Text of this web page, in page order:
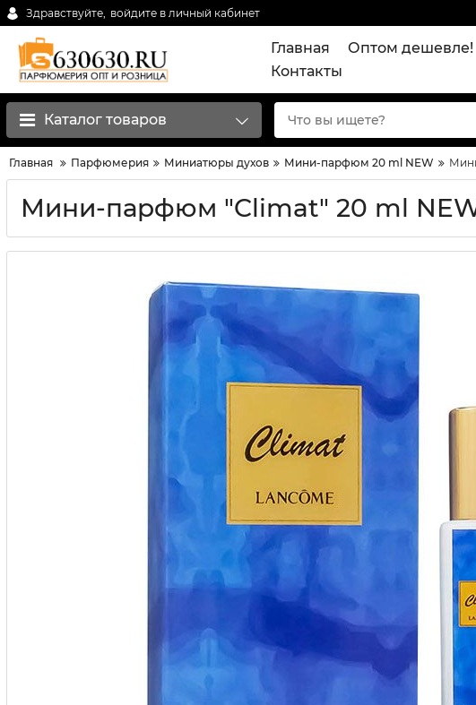
Здравствуйте, войдите в личный кабинет
Главная Оптом дешевле!
Контакты
Каталог товаров
Главная Парфюмерия Миниатюры духов Мини-парфюм 20 ml NEW
Мини-парфюм "Climat" 20 ml